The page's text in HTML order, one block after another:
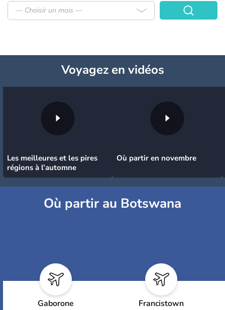
— Choisir un mois —
Voyagezen vidéos
Les meilleures et les pires
régions à l’automne
Où partir en novembre
Où partir au Botswana
Gaborone Francistown